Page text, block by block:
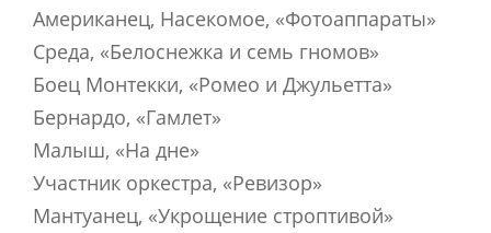
Американец, Насекомое, «Фотоаппараты»
Среда, «Белоснежка и семь гномов»
Боец Монтекки, «Ромео и Джульетта»
Бернардо, «Гамлет»
Малыш, «На дне»
Участник оркестра, «Ревизор»
Мантуанец, «Укрощение строптивой»